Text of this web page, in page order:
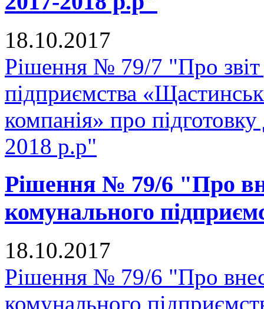
18.10.2017
Рішення № 79/7 "Про звіт
підприємства
компанія» про
2018 р.р"
Рішення № 79/6 "Про
комунального
18.10.2017
Рішення № 79/6 "Про
комунального